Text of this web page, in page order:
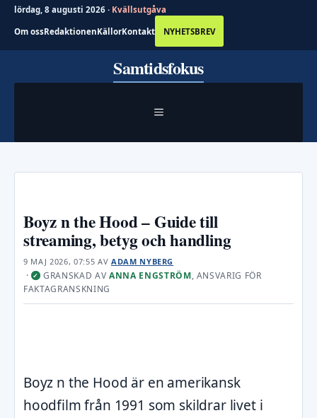
lördag, 8 augusti 2026 · Kvällsutgåva
Om ossRedaktionenKällorKontakt NYHETSBREV
Samtidsfokus
MENY
Boyz n the Hood – Guide till
streaming, betyg och handling
9 MAJ 2026, 07:55 AV ADAM NYBERG
· ✓ GRANSKAD AV ANNA ENGSTRÖM, ANSVARIG FÖR
FAKTAGRANSKNING
Boyz n the Hood är en amerikansk
hoodfilm från 1991 som skildrar livet i